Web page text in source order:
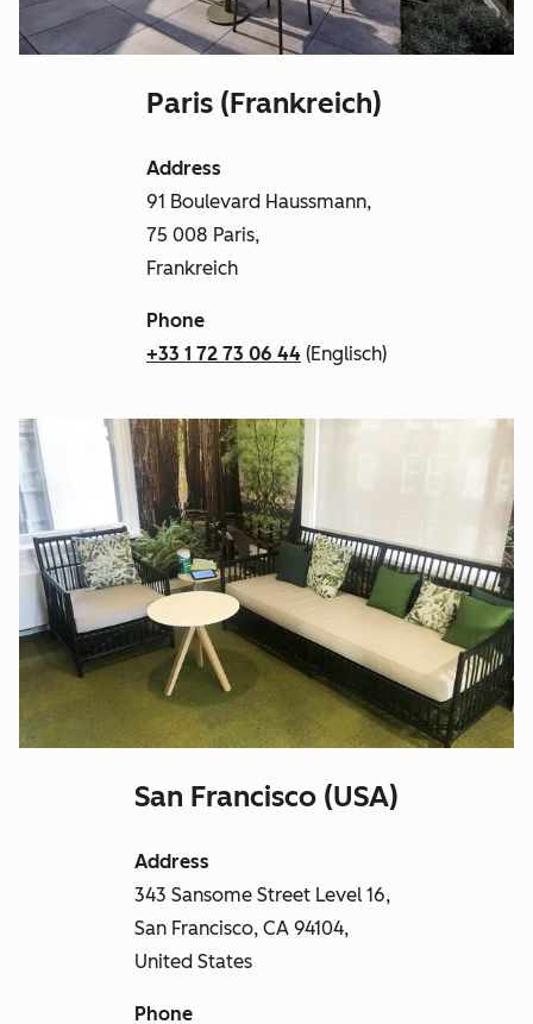
Paris (Frankreich)
Address
91 Boulevard Haussmann,
75 008 Paris,
Frankreich
Phone
+33 1 72 73 06 44 (Englisch)
San Francisco (USA)
Address
343 Sansome Street Level 16,
San Francisco, CA 94104,
United States
Phone